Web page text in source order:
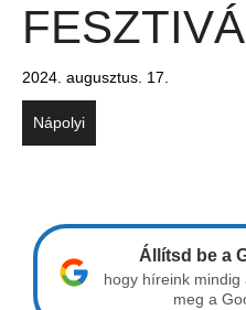
2024. augusztus. 17.
Nápolyi
Állítsd be a
hogy híreink mindig
meg a